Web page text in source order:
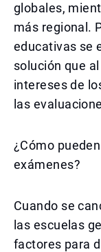
globales,
más regional.
educativas se
solución que
intereses de
las
¿Cómo
exámenes?
Cuando se
las escuelas
factores para